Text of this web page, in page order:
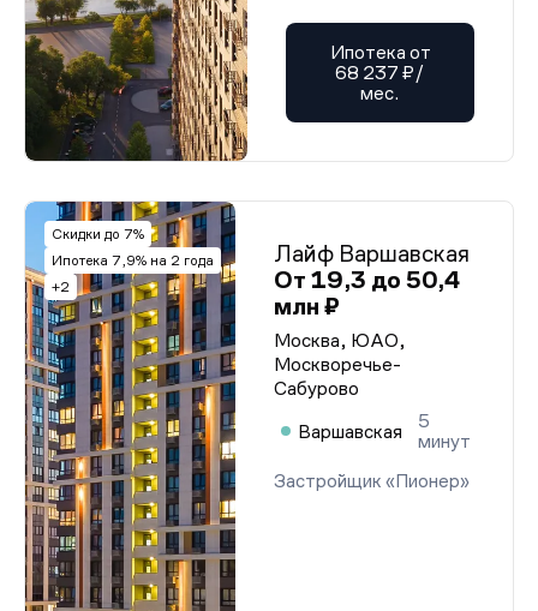
Ипотека от
68 237 ₽/
мес.
Скидки до 7%
Ипотека 7,9% на 2 года
+2
Лайф Варшавская
От 19,3 до 50,4
млн ₽
Москва, ЮАО,
Москворечье-
Сабурово
Варшавская
5
минут
Застройщик «Пионер»